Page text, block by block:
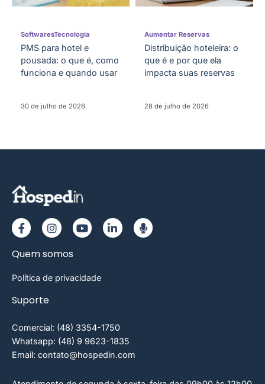
SoftwaresTecnologia
PMS para hotel e
pousada: o que é, como
funciona e quando usar
30 de julho de 2026
Aumentar Reservas
Distribuição hoteleira: o
que é e por que ela
impacta suas reservas
28 de julho de 2026
Quem somos
Política de privacidade
Suporte
Comercial: (48) 3354-1750
Whatsapp: (48) 9 9623-1835
Email: contato@hospedin.com